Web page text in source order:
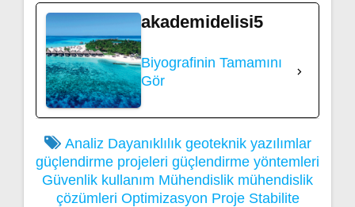
akademidelisi5
Biyografinin Tamamını
Gör
Analiz Dayanıklılık geoteknik yazılımlar
güçlendirme projeleri güçlendirme yöntemleri
Güvenlik kullanım Mühendislik mühendislik
çözümleri Optimizasyon Proje Stabilite